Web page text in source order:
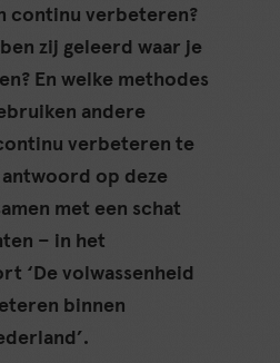
continu verbeteren?
zij geleerd waar je
En welke methodes
andere
verbeteren te
op deze
met een schat
– in het
‘De volwassenheid
binnen